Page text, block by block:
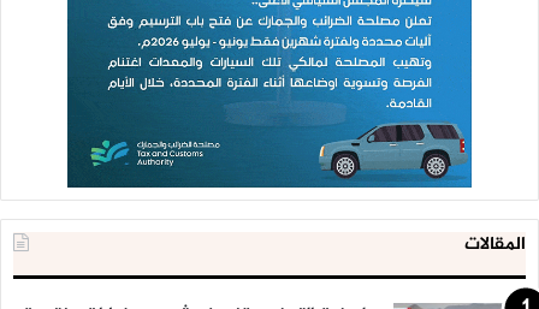
المقالات